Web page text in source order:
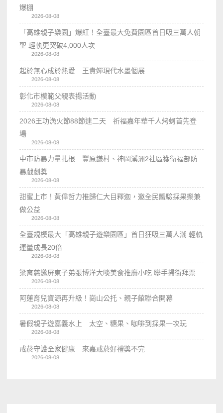
爆棚
2026-08-08
「高雄親子樂園」爆紅！全臺最大免費園區首日吸三萬人朝
聖 輕軌更突破4,000人次
2026-08-08
起於無心成於熱愛 王貴嬋現代水墨個展
2026-08-08
彰化市模範父親表揚活動
2026-08-08
2026王功漁火節88節連二天 祈福嘉年華千人烤蚵首先登
場
2026-08-08
中市防暴力量扎根 豐原鎌村、神岡溪洲2社區獲衛福部防
暴戲劇獎
2026-08-08
甜蜜上市！黃偉哲力推歸仁大目釋迦，邀全民體驗採果樂兼
做公益
2026-08-08
全臺規模最大「高雄親子遊樂園區」首日狂吸三萬人潮 輕軌
運量成長20倍
2026-08-08
梁育慈邀屏東子弟張博洋大啖美食推廣小吃 聯手掃街拜票
2026-08-08
阿蓮育兒資源再升級！崗山公托、親子館聯合開幕
2026-08-08
暑假親子遊嘉義水上 太空、糖果、咖啡到採果一次玩
2026-08-08
戒菸守護全家健康 來嘉戒菸好禮獎不完
2026-08-08